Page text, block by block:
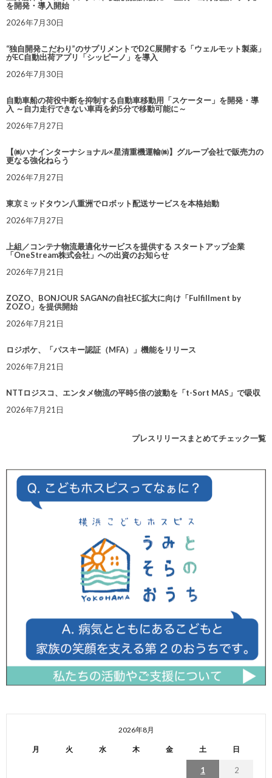
を開発・導入開始
2026年7月30日
“独自開発こだわり”のサプリメントでD2C展開する「ウェルモット製薬」
がEC自動出荷アプリ「シッピーノ」を導入
2026年7月30日
自動車船の荷役中断を抑制する自動車移動用「スケーター」を開発・導
入 ～自力走行できない車両を約5分で移動可能に～
2026年7月27日
【㈱ハナインターナショナル×星清重機運輸㈱】グループ会社で販売力の
更なる強化ねらう
2026年7月27日
東京ミッドタウン八重洲でロボット配送サービスを本格始動
2026年7月27日
上組／コンテナ物流最適化サービスを提供する スタートアップ企業
「OneStream株式会社」への出資のお知らせ
2026年7月21日
ZOZO、BONJOUR SAGANの自社EC拡大に向け「Fulfillment by
ZOZO」を提供開始
2026年7月21日
ロジポケ、「パスキー認証（MFA）」機能をリリース
2026年7月21日
NTTロジスコ、エンタメ物流の平時5倍の波動を「t-Sort MAS」で吸収
2026年7月21日
プレスリリースまとめてチェック一覧
2026年8月
月 火 水 木 金 土 日
1 2